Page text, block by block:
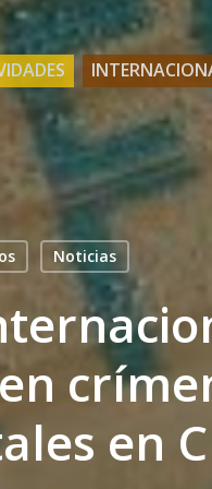
Noticias
en